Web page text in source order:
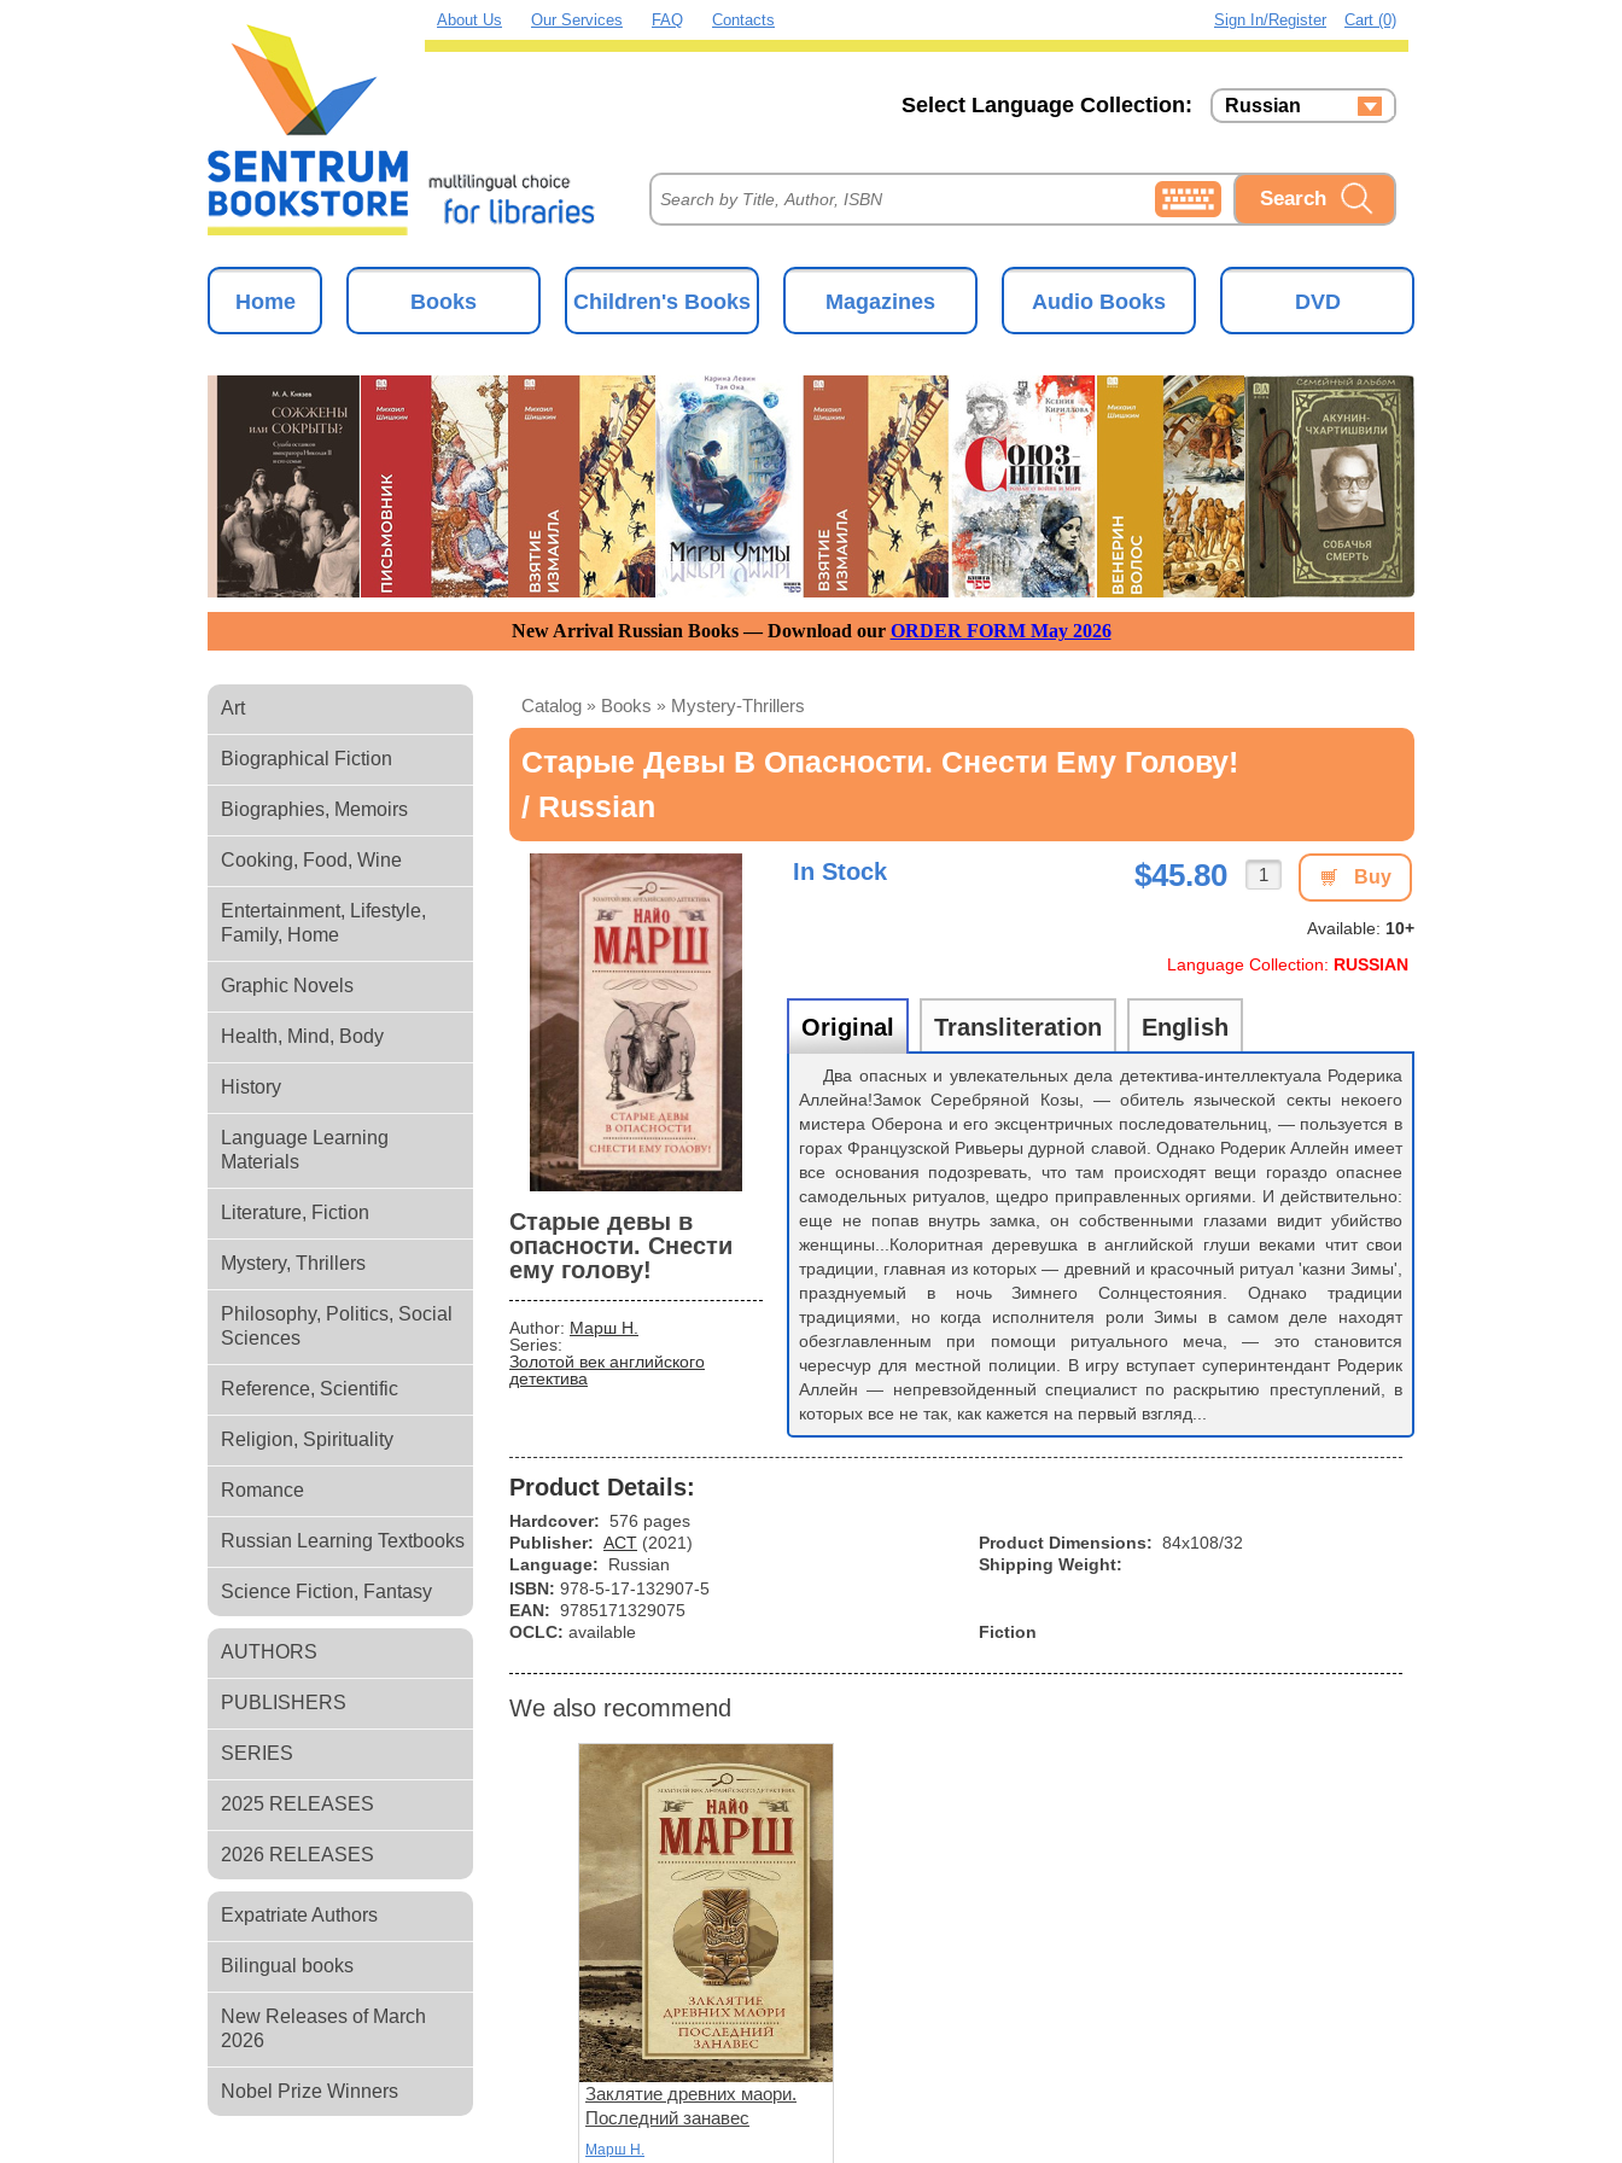
About Us Our Services FAQ Contacts Cart (0)
Sign In/Register
Russian
Ukrainian
Select Language Collection:
Home Books Children's Books Magazines Audio Books DVD
New Arrival Russian Books — Download our ORDER FORM May 2026
Art
Biographical Fiction
Biographies, Memoirs
Cooking, Food, Wine
Entertainment, Lifestyle,
Family, Home
Graphic Novels
Health, Mind, Body
History
Language Learning
Materials
Literature, Fiction
Mystery, Thrillers
Philosophy, Politics, Social
Sciences
Reference, Scientific
Religion, Spirituality
Romance
Russian Learning Textbooks
Science Fiction, Fantasy
AUTHORS
PUBLISHERS
SERIES
2025 RELEASES
2026 RELEASES
Expatriate Authors
Bilingual books
New Releases of March
2026
Nobel Prize Winners
Catalog » Books » Mystery-Thrillers
Старые Девы В Опасности. Снести Ему Голову!
/ Russian
Старые девы в
опасности. Снести
ему голову!
Author: Марш Н.
Series:
Золотой век английского
детектива
In Stock Buy
$45.80
Available: 10+
Language Collection: RUSSIAN
Original Transliteration English
Два опасных и увлекательных дела детектива-интеллектуала Родерика
Аллейна!Замок Серебряной Козы, — обитель языческой секты некоего
мистера Оберона и его эксцентричных последовательниц, — пользуется в
горах Французской Ривьеры дурной славой. Однако Родерик Аллейн имеет
все основания подозревать, что там происходят вещи гораздо опаснее
самодельных ритуалов, щедро приправленных оргиями. И действительно:
еще не попав внутрь замка, он собственными глазами видит убийство
женщины...Колоритная деревушка в английской глуши веками чтит свои
традиции, главная из которых — древний и красочный ритуал 'казни Зимы',
празднуемый в ночь Зимнего Солнцестояния. Однако традиции
традициями, но когда исполнителя роли Зимы в самом деле находят
обезглавленным при помощи ритуального меча, — это становится
чересчур для местной полиции. В игру вступает суперинтендант Родерик
Аллейн — непревзойденный специалист по раскрытию преступлений, в
которых все не так, как кажется на первый взгляд...
Product Details:
Hardcover: 576 pages
Publisher: АСТ (2021)
Language:
Russian
Product Dimensions: 84x108/32
Shipping Weight:
ISBN: 978-5-17-132907-5
EAN: 9785171329075
OCLC: available Fiction
We also recommend
Заклятие древних маори.
Последний занавес
Марш Н.